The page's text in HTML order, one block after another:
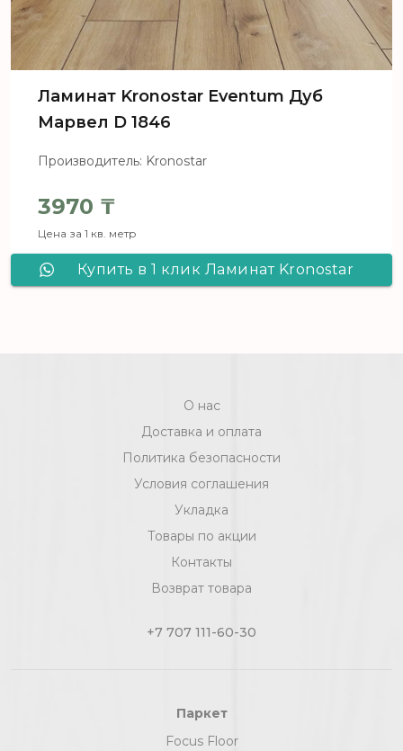
Ламинат Kronostar Eventum Дуб
Марвел D 1846
Производитель: Kronostar
3970 ₸
Цена за 1 кв. метр
Купить в 1 клик Ламинат Kronostar
О нас
Доставка и оплата
Политика безопасности
Условия соглашения
Укладка
Товары по акции
Контакты
Возврат товара
+7 707 111-60-30
Паркет
Focus Floor